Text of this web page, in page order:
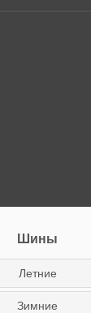
Шины
Летние
Зимние